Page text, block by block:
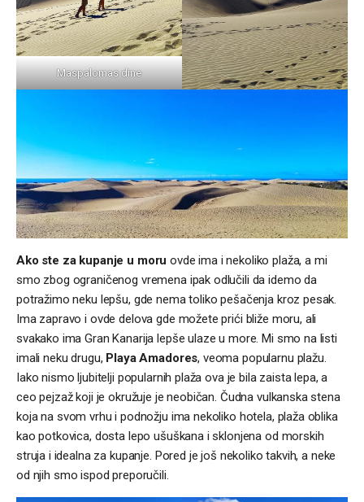
Maspalomas dine
Ako ste za kupanje u moru ovde ima i nekoliko plaža, a mi
smo zbog ograničenog vremena ipak odlučili da idemo da
potražimo neku lepšu, gde nema toliko pešačenja kroz pesak.
Ima zapravo i ovde delova gde možete prići bliže moru, ali
svakako ima Gran Kanarija lepše ulaze u more. Mi smo na listi
imali neku drugu, Playa Amadores, veoma popularnu plažu.
Iako nismo ljubitelji popularnih plaža ova je bila zaista lepa, a
ceo pejzaž koji je okružuje je neobičan. Čudna vulkanska stena
koja na svom vrhu i podnožju ima nekoliko hotela, plaža oblika
kao potkovica, dosta lepo ušuškana i sklonjena od morskih
struja i idealna za kupanje. Pored je još nekoliko takvih, a neke
od njih smo ispod preporučili.